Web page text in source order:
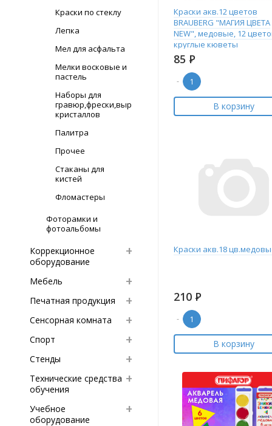
Краски по стеклу
Лепка
Мел для асфальта
Мелки восковые и
пастель
Наборы для
гравюр,фрески,выращивание
кристаллов
Палитра
Прочее
Стаканы для
кистей
Фломастеры
Фоторамки и
фотоальбомы
Коррекционное
оборудование
Мебель
Печатная продукция
Сенсорная комната
Спорт
Стенды
Технические средства
обучения
Учебное
оборудование
Краски акв.12 цветов
BRAUBERG "МАГИЯ ЦВЕТА
NEW", медовые, 12
круглые кюветы
85 Р
-
В корзину
Краски акв.18
210 Р
-
В корзину